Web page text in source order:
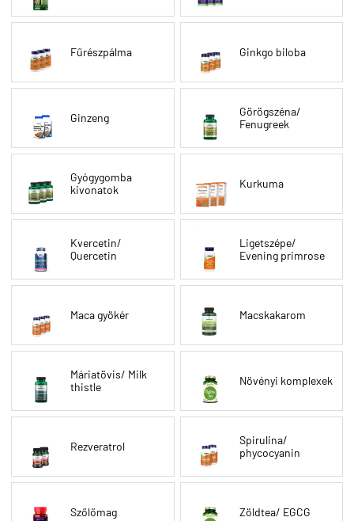
Fűrészpálma Ginkgo biloba
Ginzeng
Görögszéna/
Fenugreek
Gyógygomba
kivonatok
Kurkuma
Kvercetin/
Quercetin
Ligetszépe/
Evening primrose
Maca gyökér Macskakarom
Máriatövis/ Milk
thistle
Növényi komplexek
Rezveratrol
Spirulina/
phycocyanin
Szőlőmag Zöldtea/ EGCG